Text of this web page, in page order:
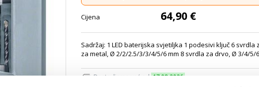
Cijena 64,90 €
Sadržaj: 1 LED baterijska svjetiljka 1 podesivi ključ 6
za metal, Ø 2/2/2.5/3/3/4/5/6 mm 8 svrdla za drvo, Ø 3/4/5/
Dostavljamo već od 17.08.2026